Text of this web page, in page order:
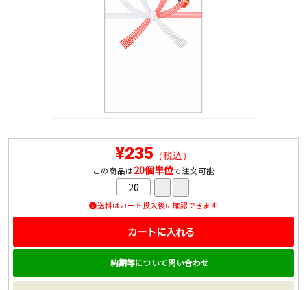
¥235 （税込）
この商品は20個単位で注文可能
送料はカート投入後に確認できます
カートに入れる
納期等について問い合わせ